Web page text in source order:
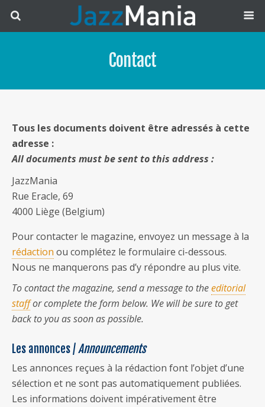
Contact
Tous les documents doivent être adressés à cette
adresse :
All documents must be sent to this address :
JazzMania
Rue Eracle, 69
4000 Liège (Belgium)
Pour contacter le magazine, envoyez un message à la
rédaction ou complétez le formulaire ci-dessous.
Nous ne manquerons pas d’y répondre au plus vite.
To contact the magazine, send a message to theeditorial
staffor complete the form below. We will be sure to get
back to you as soon as possible.
Les annonces /Announcements
Les annonces reçues à la rédaction font l’objet d’une
sélection et ne sont pas automatiquement publiées.
Les informations doivent impérativement être